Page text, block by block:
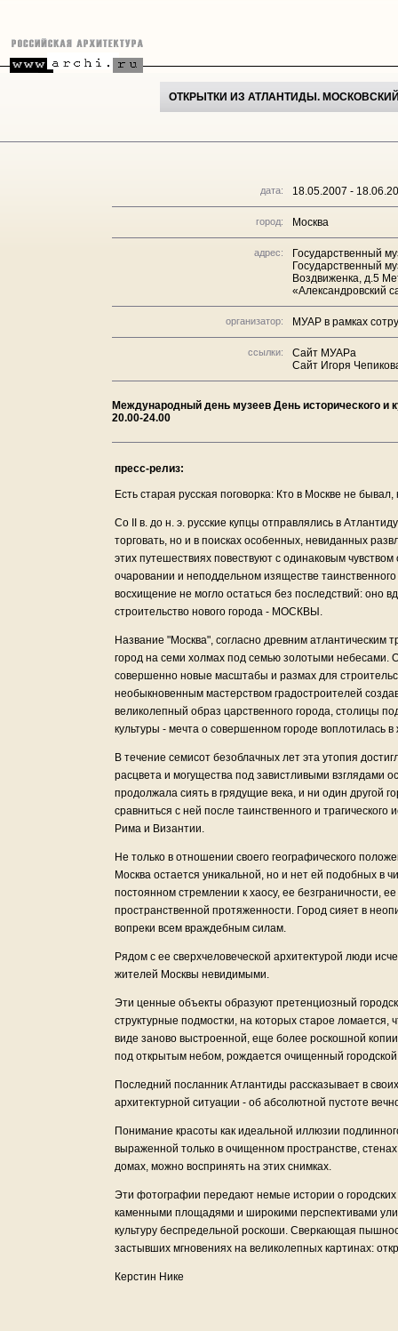
ОТКРЫТКИ ИЗ АТЛАНТИДЫ.
дата: 18.05.2007 -
город: Москва
адрес:
Государственный
Государственный
Воздвиженка, д.5
«Александровский
организатор: МУАР в рамках
ссылки:
Сайт МУАРа
Сайт Игоря
Международный день музеев День исторического
20.00-24.00
пресс-релиз:
Есть старая русская поговорка: Кто в Москве не
Со II в. до н. э. русские купцы отправлялись в
торговать, но и в поисках особенных, невиданных
этих путешествиях повествуют с одинаковым чувством
очаровании и неподдельном изяществе
восхищение не могло остаться без последствий: оно
строительство нового города - МОСКВЫ.
Название "Москва", согласно древним атлантическим
город на семи холмах под семью золотыми небесами.
совершенно новые масштабы и размах для
необыкновенным мастерством градостроителей
великолепный образ царственного города, столицы
культуры - мечта о совершенном городе воплотилась в
В течение семисот безоблачных лет эта утопия
расцвета и могущества под завистливыми взглядами
продолжала сиять в грядущие века, и ни один другой
сравниться с ней после таинственного и
Рима и Византии.
Не только в отношении своего географического
Москва остается уникальной, но и нет ей подобных в
постоянном стремлении к хаосу, ее безграничности,
пространственной протяженности. Город сияет в
вопреки всем враждебным силам.
Рядом с ее сверхчеловеческой архитектурой люди
жителей Москвы невидимыми.
Эти ценные объекты образуют претенциозный
структурные подмостки, на которых старое ломается,
виде заново выстроенной, еще более роскошной
под открытым небом, рождается очищенный
Последний посланник Атлантиды рассказывает в
архитектурной ситуации - об абсолютной пустоте
Понимание красоты как идеальной иллюзии
выраженной только в очищенном пространстве,
домах, можно воспринять на этих снимках.
Эти фотографии передают немые истории о
каменными площадями и широкими перспективами
культуру беспредельной роскоши. Сверкающая
застывших мгновениях на великолепных картинах:
Керстин Нике